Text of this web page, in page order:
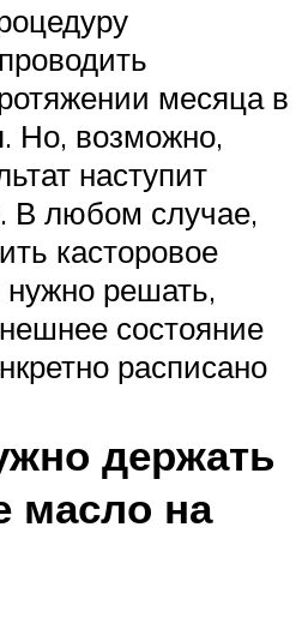
месяца в
Но, возможно,
наступит
В любом случае,
касторовое
решать,
состояние
расписано
держать
масло на